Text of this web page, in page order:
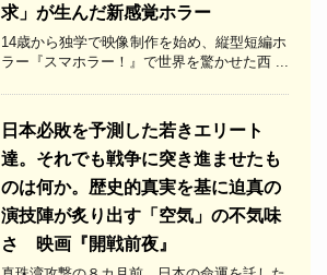
求」が生んだ新感覚ホラー
14歳から独学で映像制作を始め、縦型短編ホ
ラー『スマホラー！』で世界を驚かせた西 ...
日本必敗を予測した若きエリート
達。それでも戦争に突き進ませたも
のは何か。歴史的真実を基に迫真の
演技陣が炙り出す「空気」の不気味
さ 映画『開戦前夜』